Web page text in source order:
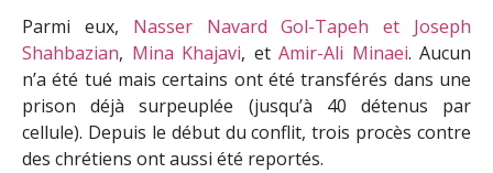
Parmi eux, Nasser Navard Gol-Tapeh et Joseph
Shahbazian, Mina Khajavi, et Amir-Ali Minaei. Aucun
n’a été tué mais certains ont été transférés dans une
prison déjà surpeuplée (jusqu’à 40 détenus par
cellule). Depuis le début du conflit, trois procès contre
des chrétiens ont aussi été reportés.